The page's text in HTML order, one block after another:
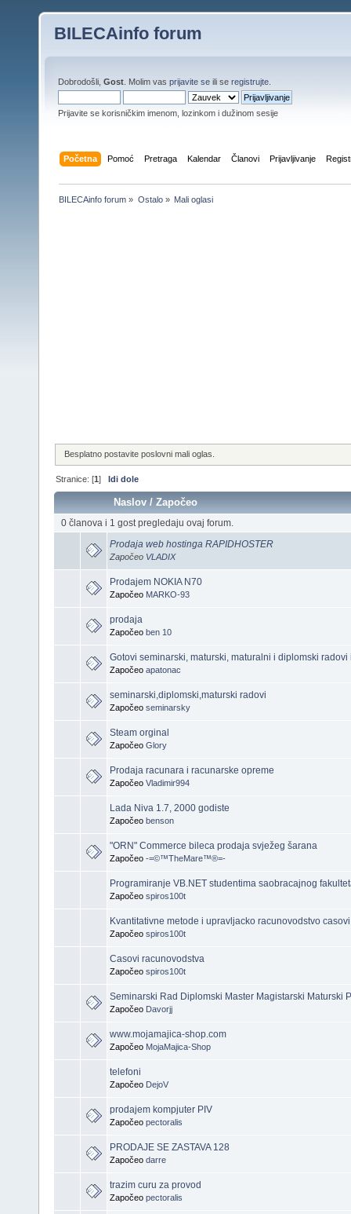
BILECAinfo forum
Dobrodošli, Gost . Molim vas prijavite se ili se registrujte
Prijavite se korisničkim imenom, lozinkom i dužinom sesije
Početna Pomoć Pretraga Kalendar Članovi Prijavljivanje
BILECAinfo forum » Ostalo» Mali oglasi
Besplatno postavite poslovni mali oglas.
Stranice: [1]Idi dole
Naslov /Započeo
0 članova i 1 gost pregledaju ovaj forum.
Prodaja web hostinga RAPIDHOSTER
Započeo VLADIX
Prodajem NOKIA N70
Započeo MARKO-93
prodaja
Započeo ben 10
Gotovi seminarski, maturski, maturalni i diplomski
Započeo apatonac
seminarski,diplomski,maturski radovi
Započeo seminarsky
Steam orginal
Započeo Glory
Prodaja racunara i racunarske opreme
Započeo Vladimir994
Lada Niva 1.7, 2000 godiste
Započeo benson
"ORN" Commerce bileca prodaja svježeg šarana
Započeo -=©™TheMare™®=-
Programiranje VB.NET studentima saobracajnog
Započeo spiros100t
Kvantitativne metode i upravljacko racunovodstvo casovi
Započeo spiros100t
Casovi racunovodstva
Započeo spiros100t
Seminarski Rad Diplomski Master Magistarski Maturski
Započeo Davorjj
www.mojamajica-shop.com
Započeo MojaMajica-Shop
telefoni
Započeo DejoV
prodajem kompjuter PIV
Započeo pectoralis
PRODAJE SE ZASTAVA 128
Započeo darre
trazim curu za provod
Započeo pectoralis